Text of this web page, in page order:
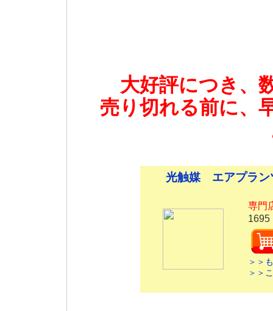
大好評につき、
売り切れる前に、
光触媒 エアプラ
専門
1695
＞＞
＞＞